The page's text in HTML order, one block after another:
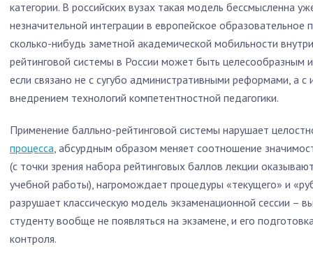
категории. В российских вузах такая модель бессмысленна
незначительной интеграции в европейское образовательное
сколько-нибудь заметной академической мобильности
рейтинговой системы в России может быть целесообразным
если связано не с сугубо административными реформами, а
внедрением технологий компетентностной педагогики.
Применение балльно-рейтинговой системы нарушает
процесса, абсурдным образом меняет соотношение
(с точки зрения набора рейтинговых баллов лекции
учебной работы), нагромождает процедуры «текущего» и
разрушает классическую модель экзаменационной сессии –
студенту вообще не появляться на экзамене, и его
контроля.